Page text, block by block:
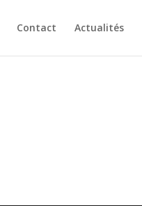
Contact Actualités